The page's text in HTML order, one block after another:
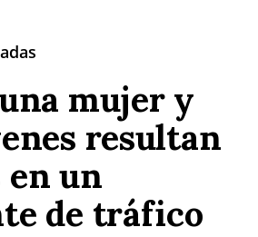
mujer y
resultan
un
de tráfico